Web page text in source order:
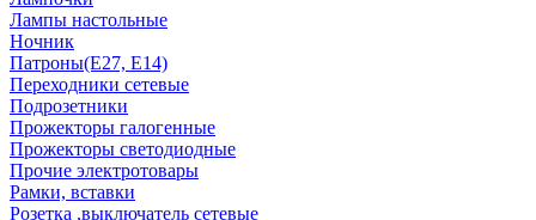
Лампы настольные
Ночник
Патроны(Е27, Е14)
Переходники сетевые
Подрозетники
Прожекторы галогенные
Прожекторы светодиодные
Прочие электротовары
Рамки, вставки
Розетка ,выключатель сетевые